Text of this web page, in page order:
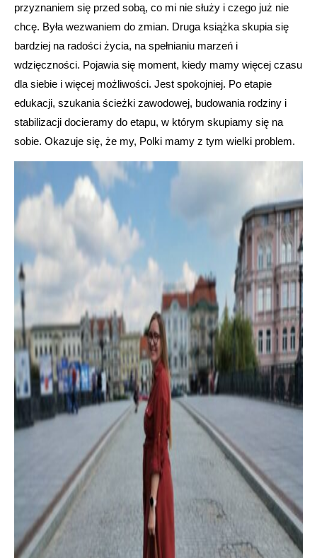
przyznaniem się przed sobą, co mi nie służy i czego już nie
chcę. Była wezwaniem do zmian. Druga książka skupia się
bardziej na radości życia, na spełnianiu marzeń i
wdzięczności. Pojawia się moment, kiedy mamy więcej czasu
dla siebie i więcej możliwości. Jest spokojniej. Po etapie
edukacji, szukania ścieżki zawodowej, budowania rodziny i
stabilizacji docieramy do etapu, w którym skupiamy się na
sobie. Okazuje się, że my, Polki mamy z tym wielki problem.